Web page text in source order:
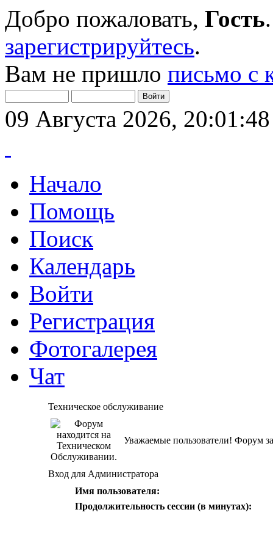
Добро пожаловать, Гость
зарегистрируйтесь.
Вам не пришло письмо с
09 Августа 2026, 20:01:48
Начало
Помощь
Поиск
Календарь
Войти
Регистрация
Фотогалерея
Чат
Техническое обслуживание
Уважаемые пользователи! Форум
Вход для Администратора
Имя пользователя:
Продолжительность сессии (в минутах):